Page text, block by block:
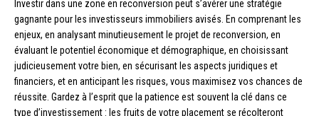
Investir dans une zone en reconversion peut s’avérer une stratégie
gagnante pour les investisseurs immobiliers avisés. En comprenant les
enjeux, en analysant minutieusement le projet de reconversion, en
évaluant le potentiel économique et démographique, en choisissant
judicieusement votre bien, en sécurisant les aspects juridiques et
financiers, et en anticipant les risques, vous maximisez vos chances de
réussite. Gardez à l’esprit que la patience est souvent la clé dans ce
type d’investissement : les fruits de votre placement se récolteront